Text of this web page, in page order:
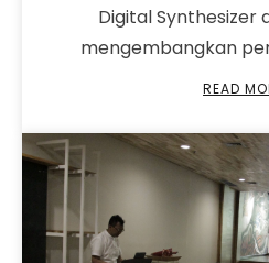
Digital Synthesizer
mengembangkan
READ